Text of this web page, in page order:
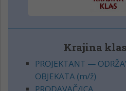
Krajina klas
PROJEKTANT —
OBJEKATA (m/ž)
PRODAVAČ/ICA